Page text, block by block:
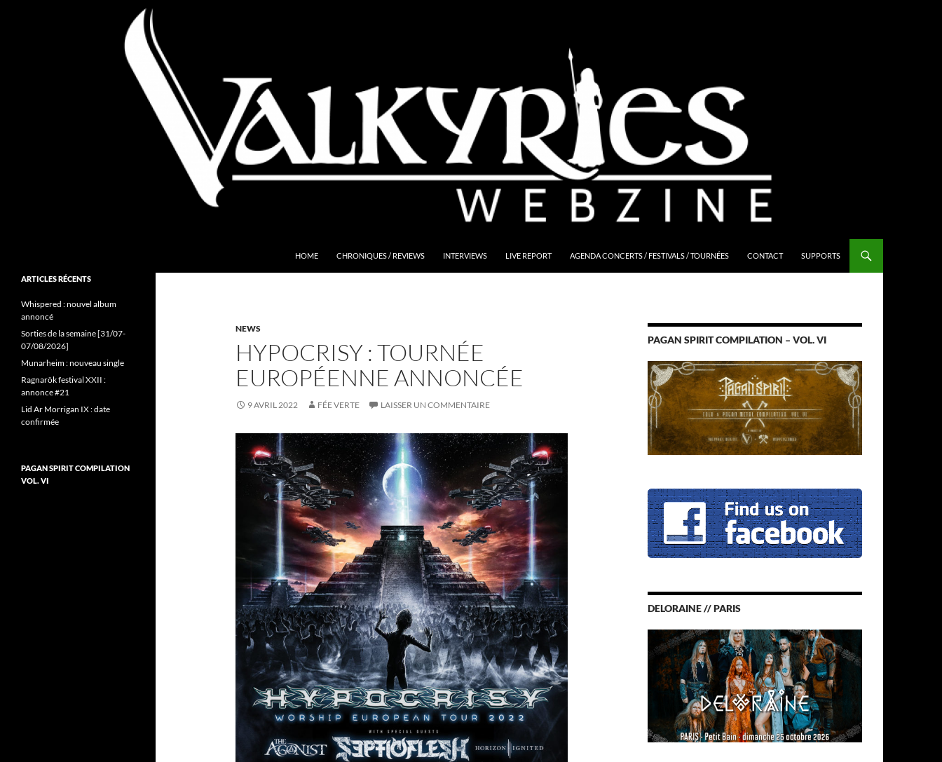
HOME CHRONIQUES / REVIEWS INTERVIEWS LIVE REPORT AGENDA CONCERTS / FESTIVALS / TOURNÉES CONTACT SUPPORTS
NEWS
HYPOCRISY : TOURNÉE
EUROPÉENNE ANNONCÉE
9 AVRIL 2022 FÉE VERTE LAISSER UN COMMENTAIRE
PAGAN SPIRIT COMPILATION – VOL. VI
DELORAINE // PARIS
Folk Pagan Webzine
ARTICLES RÉCENTS
Whispered : nouvel album
annoncé
Sorties de la semaine [31/07-
07/08/2026]
Munarheim : nouveau single
Ragnarök festival XXII :
annonce #21
Lid Ar Morrigan IX : date
confirmée
PAGAN SPIRIT COMPILATION
VOL. VI